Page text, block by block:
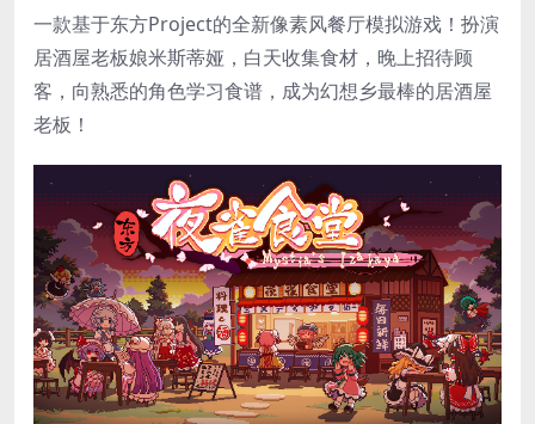
一款基于东方Project的全新像素风餐厅模拟游戏！扮演
居酒屋老板娘米斯蒂娅，白天收集食材，晚上招待顾
客，向熟悉的角色学习食谱，成为幻想乡最棒的居酒屋
老板！